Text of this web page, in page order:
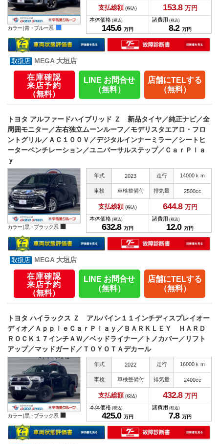
カラー |青・ブルー系
支払総額 (税込) 153.8 万円
本体価格 (税込)
145.6 万円
諸費用 (税込)
8.2 万円
MEGA 大垣店
在庫確認
来店予約
（無料）
LINE お問合せ
（無料）
店舗にTELする
（無料）
トヨタ アルファードハイブリッド Ｚ 新品タイヤ／純正ナビ／全
周囲モニター／左右独立ムーンルーフ／モデリスタエアロ・フロ
ントグリル／ＡＣ１００Ｖ／デジタルインナーミラー／シートヒ
ーターベンチレーション／ユニバーサルステップ／ＣａｒＰｌａ
ｙ
カラー |黒・ブラック系
年式 2023 走行 14000ｋｍ
車検 車検整備付 排気量 2500cc
支払総額 (税込) 644.8 万円
本体価格 (税込)
632.8 万円
諸費用 (税込)
12.0 万円
MEGA 大垣店
在庫確認
来店予約
（無料）
LINE お問合せ
（無料）
店舗にTELする
（無料）
トヨタ ハイラックス Ｚ アルパイン１１インチディスプレイオー
ディオ／ＡｐｐｌｅＣａｒＰｌａｙ／ＢＡＲＫＬＥＹ ＨＡＲＤ
ＲＯＣＫ１７インチＡＷ／ベッドライナー／トノカバー／リフト
アップ／マッドガード／ＴＯＹＯＴＡデカール
カラー | 黒・ブラック系
年式 2022 走行 16000ｋｍ
車検 車検整備付 排気量 2400cc
支払総額 (税込) 432.8 万円
本体価格 (税込)
425.0 万円
諸費用 (税込)
7.8 万円